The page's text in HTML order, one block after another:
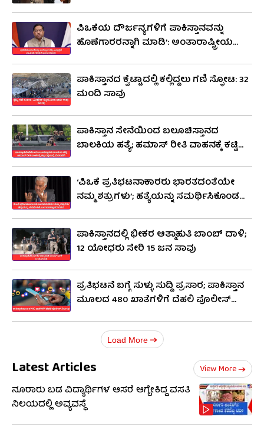
ಪಿಒಕೆಯ ದೌರ್ಜನ್ಯಗಳಿಗೆ ಪಾಕಿಸ್ತಾನವನ್ನು
ಹೊಣೆಗಾರರನ್ನಾಗಿ ಮಾಡಿ’: ಅಂತಾರಾಷ್ಟ್ರೀಯ
ಪಾಕಿಸ್ತಾನದ ಕ್ವೆಟ್ಟಾದಲ್ಲಿ ಕಲ್ಲಿದ್ದಲು ಗಣಿ ಸ್ಫೋಟ: 32
ಮಂದಿ ಸಾವು
ಪಾಕಿಸ್ತಾನ ಸೇನೆಯಿಂದ ಬಲೂಚಿಸ್ತಾನದ
ಬಾಲಕಿಯ ಹತ್ಯೆ; ಹಮಾಸ್ ರೀತಿ ವಾಹನಕ್ಕೆ ಕಟ್ಟಿ
‘ಪಿಒಕೆ ಪ್ರತಿಭಟನಾಕಾರರು ಭಾರತದಂತೆಯೇ
ನಮ್ಮ ಶತ್ರುಗಳು’; ಹತ್ಯೆಯನ್ನು ಸಮರ್ಥಿಸಿಕೊಂಡ
ಪಾಕಿಸ್ತಾನದಲ್ಲಿ ಭೀಕರ ಆತ್ಮಾಹುತಿ ಬಾಂಬ್ ದಾಳಿ;
12 ಯೋಧರು ಸೇರಿ 15 ಜನ ಸಾವು
ಪ್ರತಿಭಟನೆ ಬಗ್ಗೆ ಸುಳ್ಳು ಸುದ್ದಿ ಪ್ರಸಾರ; ಪಾಕಿಸ್ತಾನ
ಮೂಲದ 480 ಖಾತೆಗಳಿಗೆ ದೆಹಲಿ ಪೊಲೀಸ್
Load More
Latest Articles View More
ನೂರಾರು ಬಡ ವಿದ್ಯಾರ್ಥಿಗಳ ಆಸರೆ ಆಗ್ಬೇಕಿದ್ದ ವಸತಿ
ನಿಲಯದಲ್ಲಿ ಅವ್ಯವಸ್ಥೆ